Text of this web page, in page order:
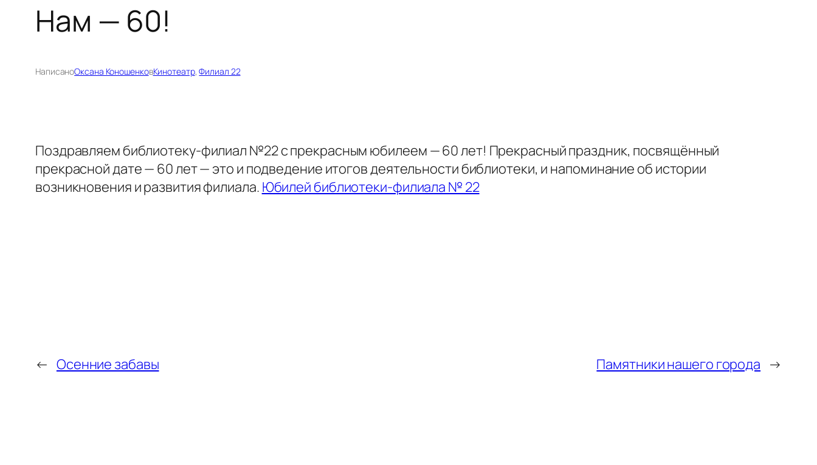
Нам — 60!
НаписаноОксана КоношенковКинотеатр, Филиал 22
Поздравляем библиотеку-филиал №22 с прекрасным юбилеем — 60 лет! Прекрасный праздник, посвящённый
прекрасной дате — 60 лет — это и подведение итогов деятельности библиотеки, и напоминание об истории
возникновения и развития филиала. Юбилей библиотеки-филиала № 22
← Осенние забавы Памятники нашего города →